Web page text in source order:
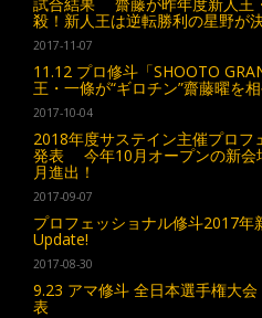
殺！新人王は逆転勝利の星野が
2017-11-07
11.12 プロ修斗「SHOOTO
王・一條が“ギロチン”齋藤曜を
2017-10-04
2018年度サステイン主催プロフ
発表 今年10月オープンの新会
月進出！
2017-09-07
プロフェッショナル修斗2017年
Update!
2017-08-30
9.23 アマ修斗 全日本選手権大
表